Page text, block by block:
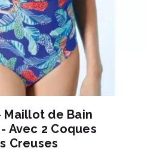
Maillot de Bain
- Avec 2 Coques
Creuses